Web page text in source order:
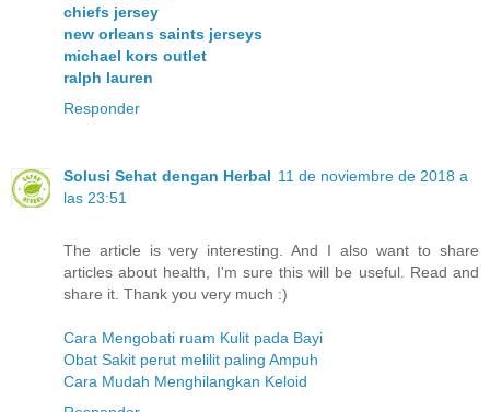
chiefs jersey
new orleans saints jerseys
michael kors outlet
ralph lauren
Responder
Solusi Sehat dengan Herbal 11 de noviembre de 2018 a
las 23:51
The article is very interesting. And I also want to share
articles about health, I'm sure this will be useful. Read and
share it. Thank you very much :)
Cara Mengobati ruam Kulit pada Bayi
Obat Sakit perut melilit paling Ampuh
Cara Mudah Menghilangkan Keloid